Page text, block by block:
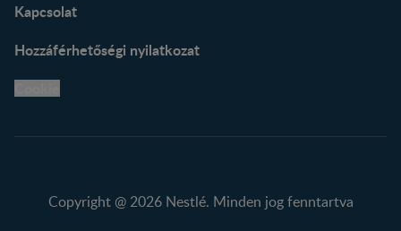
Kapcsolat
Hozzáférhetőségi nyilatkozat
Copyright @ 2026 Nestlé. Minden jog fenntartva